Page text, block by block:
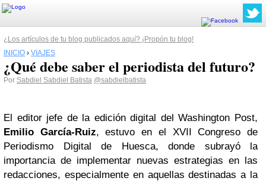
¿Los artículos de tu blog publicados aquí? ¡Propón tu blog!
INICIO › VIAJES
¿Qué debe saber el periodista del futuro?
Por Sabdiel Sabdiel Batista @sabdielbatista
El editor jefe de la edición digital del Washington Post,
Emilio García-Ruiz, estuvo en el XVII Congreso de
Periodismo Digital de Huesca, donde subrayó la
importancia de implementar nuevas estrategias en las
redacciones, especialmente en aquellas destinadas a la